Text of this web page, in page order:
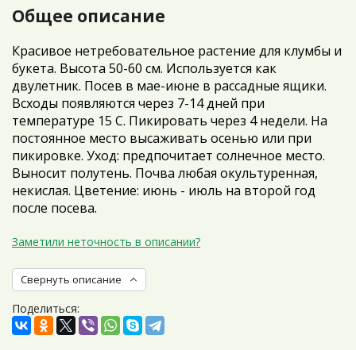
Общее описание
Красивое нетребовательное растение для клумбы и
букета. Высота 50-60 см. Используется как
двулетник. Посев в мае-июне в рассадные ящики.
Всходы появляются через 7-14 дней при
температуре 15 С. Пикировать через 4 недели. На
постоянное место высаживать осенью или при
пикировке. Уход: предпочитает солнечное место.
Выносит полутень. Почва любая окультуренная,
некислая. Цветение: июнь - июль на второй год
после посева.
Заметили неточность в описании?
Свернуть описание
Поделиться: